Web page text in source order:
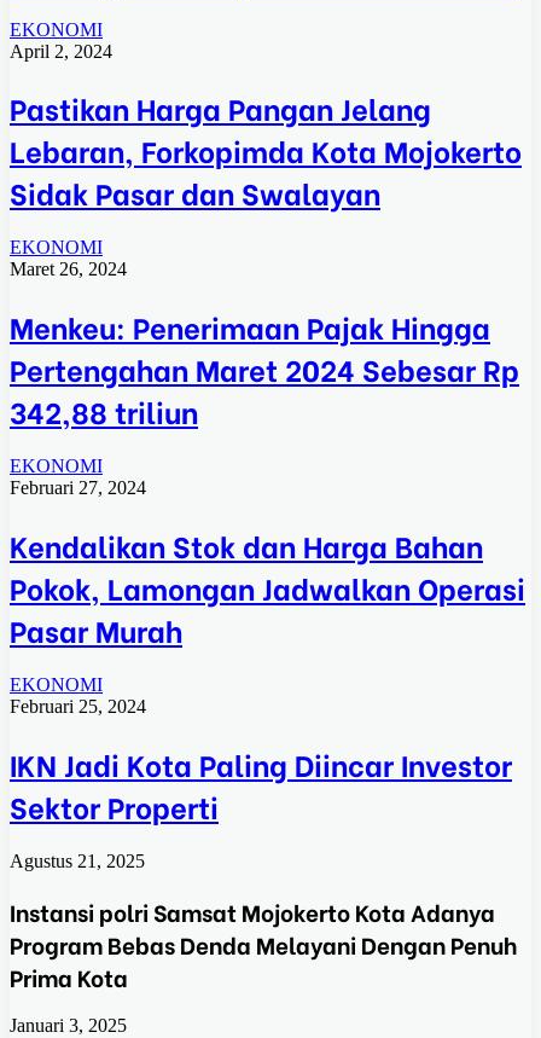
EKONOMI
April 2, 2024
Pastikan Harga Pangan Jelang
Lebaran, Forkopimda Kota Mojokerto
Sidak Pasar dan Swalayan
EKONOMI
Maret 26, 2024
Menkeu: Penerimaan Pajak Hingga
Pertengahan Maret 2024 Sebesar Rp
342,88 triliun
EKONOMI
Februari 27, 2024
Kendalikan Stok dan Harga Bahan
Pokok, Lamongan Jadwalkan Operasi
Pasar Murah
EKONOMI
Februari 25, 2024
IKN Jadi Kota Paling Diincar Investor
Sektor Properti
Agustus 21, 2025
Instansi polri Samsat Mojokerto Kota Adanya
Program Bebas Denda Melayani Dengan Penuh
Prima Kota
Januari 3, 2025